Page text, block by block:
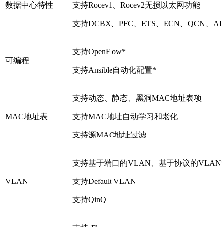
数据中心特性 支持Rocev1、Rocev2无损以太网功能
支持DCBX、PFC、ETS、ECN、QCN、
可编程
支持OpenFlow*
支持Ansible自动化配置*
MAC地址表
支持动态、静态、黑洞MAC地址表项
支持MAC地址自动学习和老化
支持源MAC地址过滤
VLAN
支持基于端口的VLAN、基于协议的
支持Default VLAN
支持QinQ